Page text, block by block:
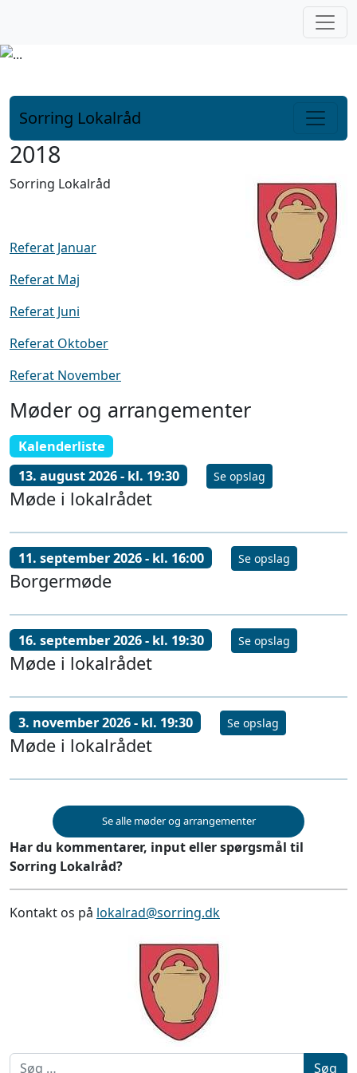
Hovednavigation
Sorring Lokalråd
2018
Sorring Lokalråd
Referat Januar
Referat Maj
Referat Juni
Referat Oktober
Referat November
Møder og arrangementer
Kalenderliste
13. august 2026 - kl. 19:30
Se opslag
Møde i lokalrådet
11. september 2026 - kl. 16:00 Se opslag
Borgermøde
16. september 2026 - kl. 19:30 Se opslag
Møde i lokalrådet
3. november 2026 - kl. 19:30 Se opslag
Møde i lokalrådet
Se alle møder og arrangementer
Har du kommentarer, input eller spørgsmål til
Sorring Lokalråd?
Kontakt os på lokalrad@sorring.dk
Søg efter: